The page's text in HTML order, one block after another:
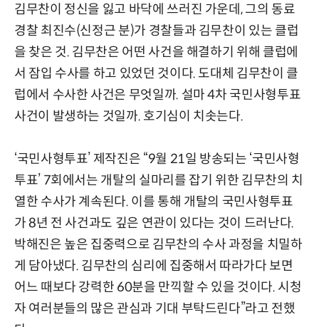
김무찬이 정신을 잃고 바닥에 쓰러진 가운데, 그의 동료
경찰 최진수(신정근 분)가 경찰들과 김무찬이 있는 클럽
을 찾은 것. 김무찬은 어떤 사건을 해결하기 위해 클럽에
서 잠입 수사를 하고 있었던 것이다. 도대체 김무찬이 클
럽에서 수사한 사건은 무엇일까. 설마 4차 국민사형투표
사건이 발생하는 것일까. 호기심이 치솟는다.
‘국민사형투표’ 제작진은 “9월 21일 방송되는 ‘국민사형
투표’ 7회에서는 개탈의 실마리를 잡기 위한 김무찬의 치
열한 수사가 계속된다. 이를 통해 개탈의 국민사형투표
가 8년 전 사건과도 깊은 연관이 있다는 것이 드러난다.
박해진은 높은 집중력으로 김무찬의 수사 과정을 치밀하
게 담아냈다. 김무찬의 심리에 집중해서 따라가다 보면
어느 때보다 강력한 60분을 만끽할 수 있을 것이다. 시청
자 여러분들의 많은 관심과 기대 부탁드린다”라고 전했